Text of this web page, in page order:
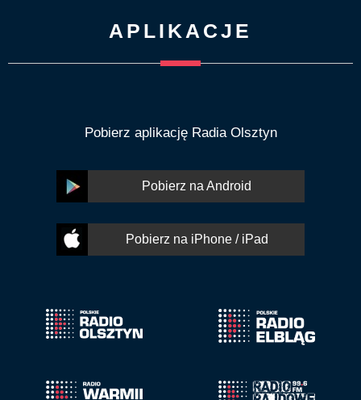
APLIKACJE
Pobierz aplikację Radia Olsztyn
Pobierz na Android
Pobierz na iPhone / iPad